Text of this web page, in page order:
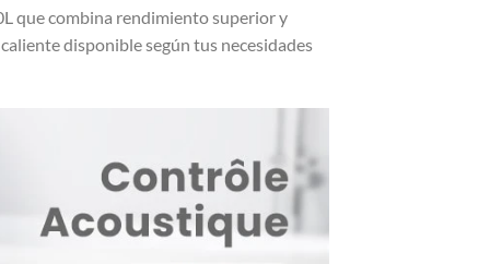
que combina rendimiento superior y
disponible según tus necesidades